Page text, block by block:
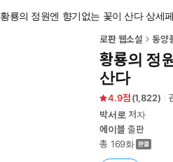
홈
황룡의 정원엔 향기없는 꽃이 산다 상세
로판 웹소설 동양
황룡의 정
산다
4.9 (1,822)
박서로 저자
에이블 출판
총 169화